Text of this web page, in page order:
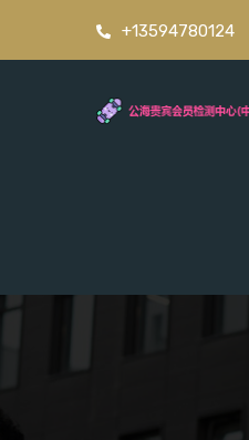
+13594780124